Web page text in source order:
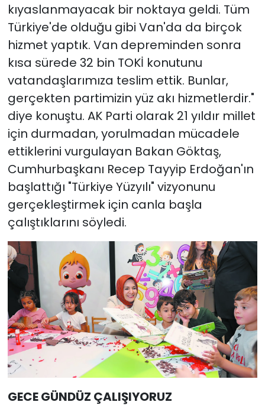
kıyaslanmayacak bir noktaya geldi. Tüm
Türkiye'de olduğu gibi Van'da da birçok
hizmet yaptık. Van depreminden sonra
kısa sürede 32 bin TOKİ konutunu
vatandaşlarımıza teslim ettik. Bunlar,
gerçekten partimizin yüz akı hizmetlerdir."
diye konuştu. AK Parti olarak 21 yıldır millet
için durmadan, yorulmadan mücadele
ettiklerini vurgulayan Bakan Göktaş,
Cumhurbaşkanı Recep Tayyip Erdoğan'ın
başlattığı "Türkiye Yüzyılı" vizyonunu
gerçekleştirmek için canla başla
çalıştıklarını söyledi.
GECE GÜNDÜZ ÇALIŞIYORUZ